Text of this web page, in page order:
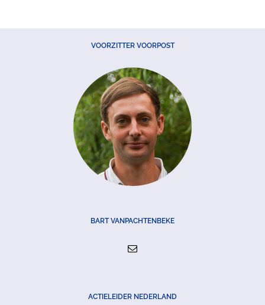
VOORZITTER VOORPOST
BART VANPACHTENBEKE
ACTIELEIDER NEDERLAND